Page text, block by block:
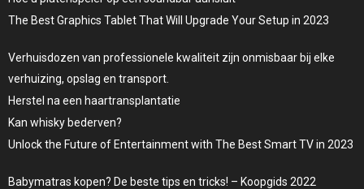
The Best Graphics Tablet That Will Upgrade Your Setup in 2023
Verhuisdozen van professionele kwaliteit zijn onmisbaar bij elke
verhuizing, opslag en transport.
Herstel na een haartransplantatie
Kan whisky bederven?
Unlock the Future of Entertainment with The Best Smart TV in 2023
Babymatras kopen? De beste tips en tricks! – Koopgids 2022